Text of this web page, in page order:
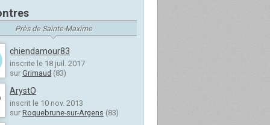
Près de Sainte-Maxime
chiendamour83
inscrite le 18 juil. 2017
sur Grimaud (83)
ArystO
inscrit le 10 nov. 2013
sur Roquebrune-sur-Argens (83)